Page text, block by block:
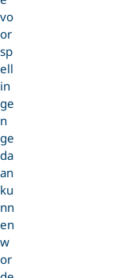
vo
or
sp
ell
in
ge
n
ge
da
an
ku
nn
en
w
or